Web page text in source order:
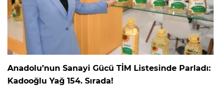
Anadolu’nun Sanayi Gücü TİM Listesinde Parladı:
Kadooğlu Yağ 154. Sırada!